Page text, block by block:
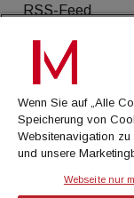
RSS-Feed
AGB
Datenschutz
Kontakt
Impressum
Wenn Sie auf „Alle
Speicherung von
Websitenavigation zu
und unsere
Webseite nur